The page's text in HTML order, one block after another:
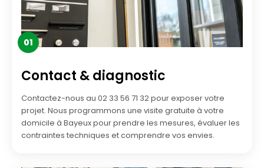
01
Contact & diagnostic
Contactez-nous au 02 33 56 71 32 pour exposer votre
projet. Nous programmons une visite gratuite à votre
domicile à Bayeux pour prendre les mesures, évaluer les
contraintes techniques et comprendre vos envies.